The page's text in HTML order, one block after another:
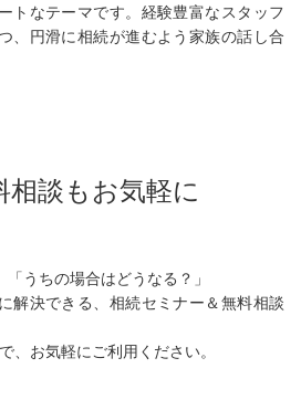
トなテーマです。経験豊富なスタッフ
、円滑に相続が進むよう家族の話し合
談もお気軽に
「うちの場合はどうなる？」
解決できる、相続セミナー＆無料相談
、お気軽にご利用ください。